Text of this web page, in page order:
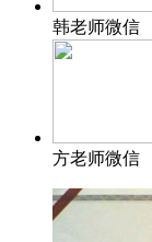
韩老师微信
方老师微信